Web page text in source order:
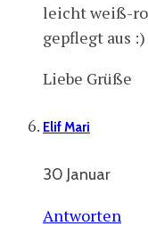
leicht weiß-
gepflegt aus :)
Liebe Grüße
Elif Mari
30 Januar
Antworten